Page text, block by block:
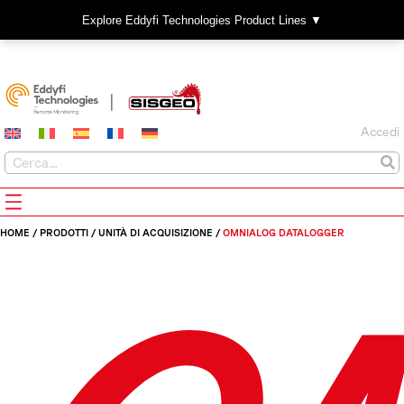
Explore Eddyfi Technologies Product Lines ▼
Accedi
HOME / PRODOTTI / UNITÀ DI ACQUISIZIONE / OMNIALOG DATALOGGER